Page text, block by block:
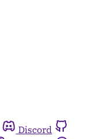
Discord